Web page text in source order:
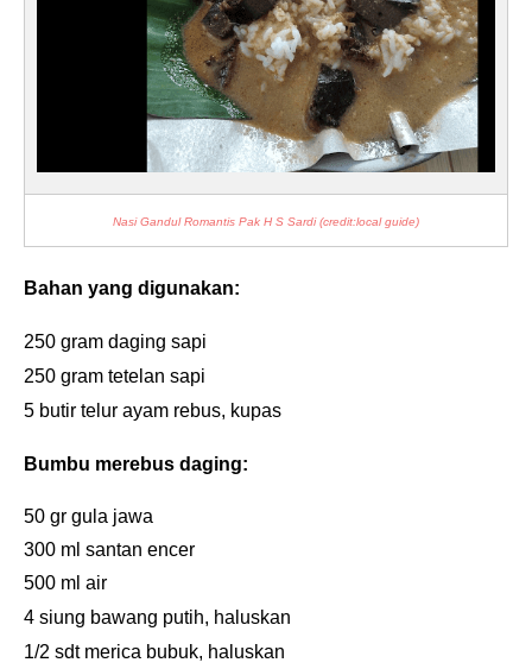
Nasi Gandul Romantis Pak H S Sardi (credit:local guide)
Bahan yang digunakan:
250 gram daging sapi
250 gram tetelan sapi
5 butir telur ayam rebus, kupas
Bumbu merebus daging:
50 gr gula jawa
300 ml santan encer
500 ml air
4 siung bawang putih, haluskan
1/2 sdt merica bubuk, haluskan